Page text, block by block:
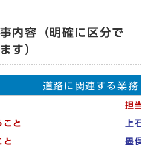
内容（明確に区分で
す）
道路に関連する業務
担当
こと 上
と 墨俣